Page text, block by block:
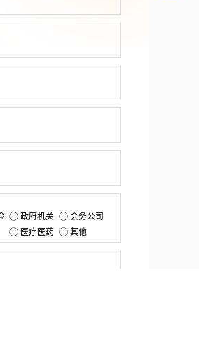
政府机关
会务公司
医疗医药 其他